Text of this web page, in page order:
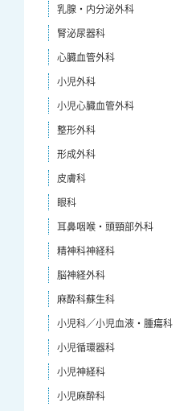
乳腺・内分泌外科
腎泌尿器科
心臓血管外科
小児外科
小児心臓血管外科
整形外科
形成外科
皮膚科
眼科
耳鼻咽喉・頭頸部外科
精神科神経科
脳神経外科
麻酔科蘇生科
小児科／小児血液・腫瘍科
小児循環器科
小児神経科
小児麻酔科